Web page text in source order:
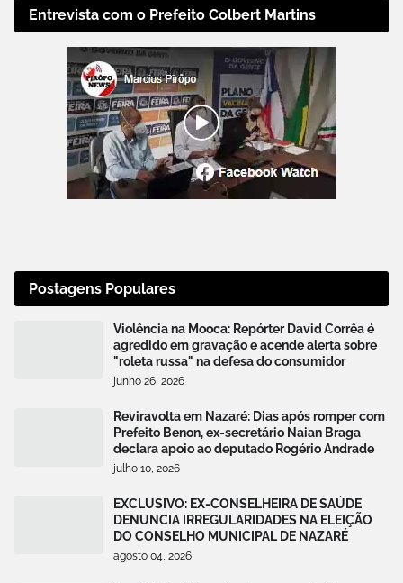
Entrevista com o Prefeito Colbert Martins
Postagens Populares
Violência na Mooca: Repórter David Corrêa é
agredido em gravação e acende alerta sobre
"roleta russa" na defesa do consumidor
junho 26, 2026
Reviravolta em Nazaré: Dias após romper com
Prefeito Benon, ex-secretário Naian Braga
declara apoio ao deputado Rogério Andrade
julho 10, 2026
EXCLUSIVO: EX-CONSELHEIRA DE SAÚDE
DENUNCIA IRREGULARIDADES NA ELEIÇÃO
DO CONSELHO MUNICIPAL DE NAZARÉ
agosto 04, 2026